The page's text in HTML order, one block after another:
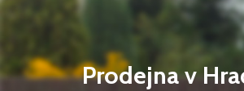
Prodejna v